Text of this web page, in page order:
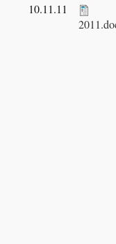
10.11.11